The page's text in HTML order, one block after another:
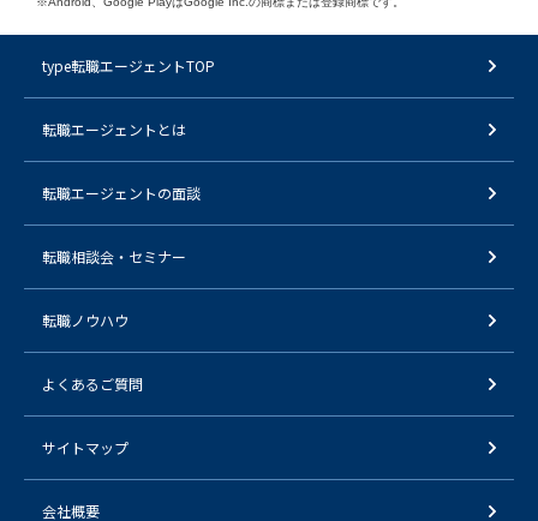
type転職エージェントTOP
転職エージェントとは
転職エージェントの面談
転職相談会・セミナー
転職ノウハウ
よくあるご質問
サイトマップ
会社概要